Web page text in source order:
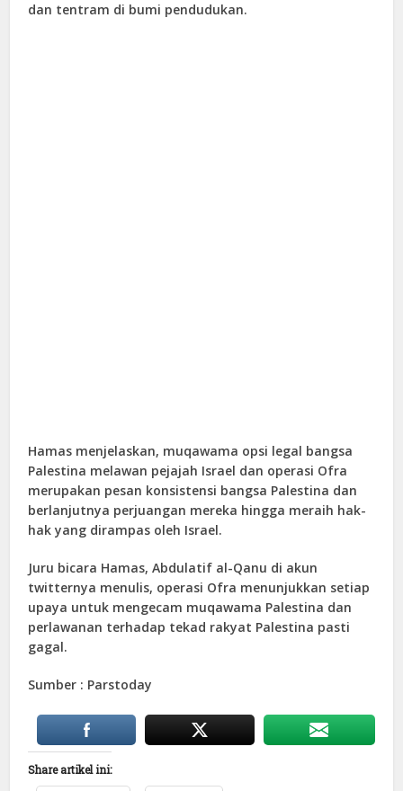
dan tentram di bumi pendudukan.
Hamas menjelaskan, muqawama opsi legal bangsa
Palestina melawan pejajah Israel dan operasi Ofra
merupakan pesan konsistensi bangsa Palestina dan
berlanjutnya perjuangan mereka hingga meraih hak-
hak yang dirampas oleh Israel.
Juru bicara Hamas, Abdulatif al-Qanu di akun
twitternya menulis, operasi Ofra menunjukkan setiap
upaya untuk mengecam muqawama Palestina dan
perlawanan terhadap tekad rakyat Palestina pasti
gagal.
Sumber : Parstoday
Share artikel ini: